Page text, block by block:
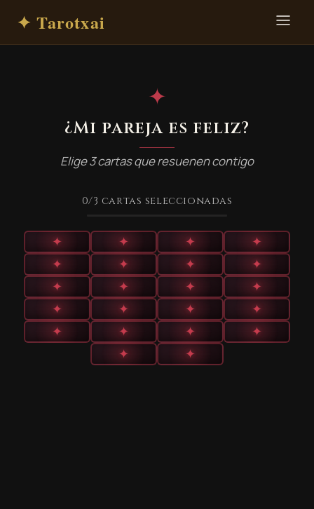
✦ Tarotxai
✦
¿Mi pareja es feliz?
Elige 3 cartas que resuenen contigo
0/3 cartas seleccionadas
✦ ✦ ✦
✦
✦
✦ ✦
✦
✦
✦ ✦
✦
✦
✦ ✦
✦
✦
✦ ✦
✦
✦
✦